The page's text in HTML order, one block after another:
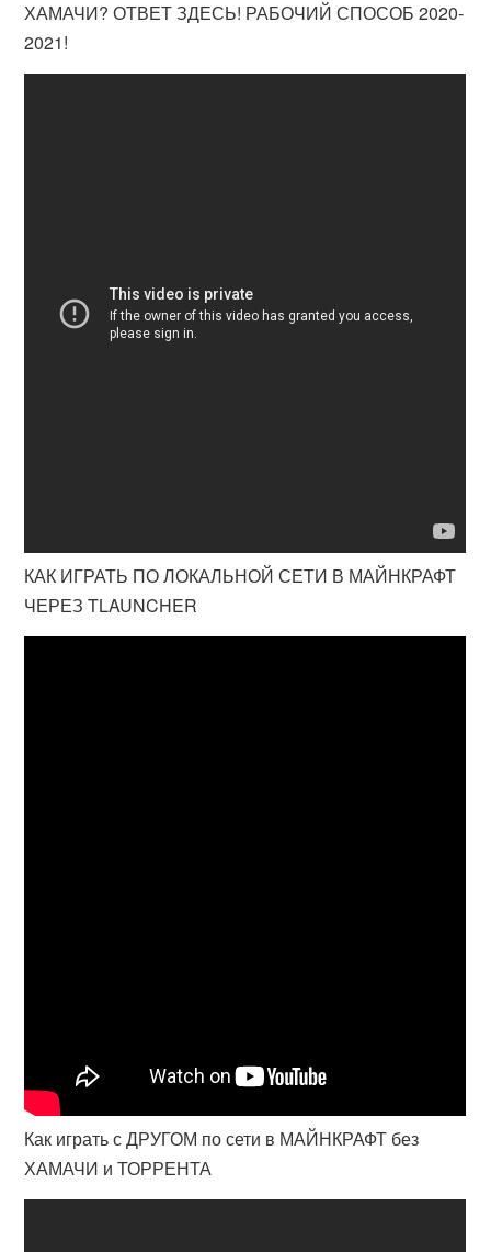
ХАМАЧИ? ОТВЕТ ЗДЕСЬ! РАБОЧИЙ СПОСОБ 2020-
2021!
КАК ИГРАТЬ ПО ЛОКАЛЬНОЙ СЕТИ В МАЙНКРАФТ
ЧЕРЕЗ TLAUNCHER
Как играть с ДРУГОМ по сети в МАЙНКРАФТ без
ХАМАЧИ и ТОРРЕНТА